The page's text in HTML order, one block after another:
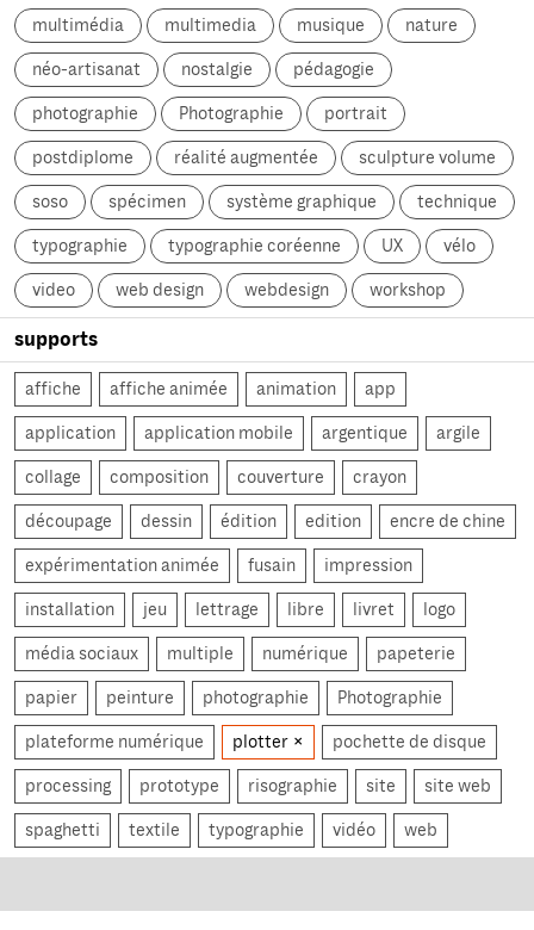
multimédia multimedia musique nature
néo-artisanat nostalgie pédagogie
photographie Photographie portrait
postdiplome réalité augmentée sculpture volume
soso spécimen système graphique technique
typographie typographie coréenne UX vélo
video web design webdesign workshop
supports
affiche affiche animée animation app
application application mobile argentique argile
collage composition couverture crayon
découpage dessin édition edition encre de chine
expérimentation animée fusain impression
installation jeu lettrage libre livret logo
média sociaux multiple numérique papeterie
papier peinture photographie Photographie
plateforme numérique plotter pochette de disque
processing prototype risographie site site web
spaghetti textile typographie vidéo web